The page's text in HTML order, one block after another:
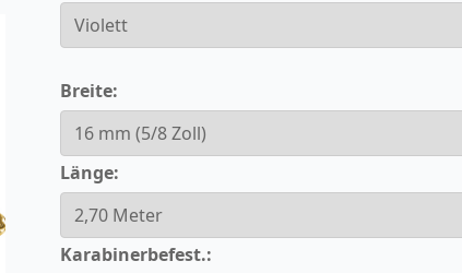
Breite:
Länge:
Karabinerbefest.: